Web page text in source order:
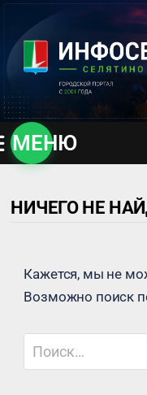
содержимому
МЕНЮ
НИЧЕГО НЕ
Кажется, мы не
Возможно поиск
Найти: